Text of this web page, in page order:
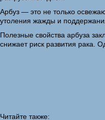
Арбуз — это не только
утоления жажды и
Полезные свойства арбуза
снижает риск развития рака.
Читайте также: